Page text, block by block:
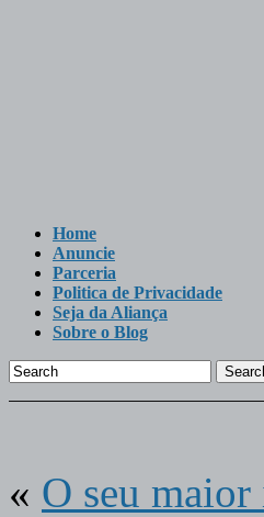
Home
Anuncie
Parceria
Politica de Privacidade
Seja da Aliança
Sobre o Blog
« O seu